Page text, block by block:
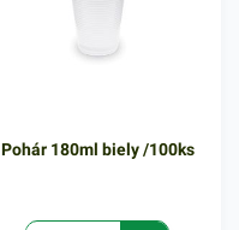
Pohár 180ml biely /100ks